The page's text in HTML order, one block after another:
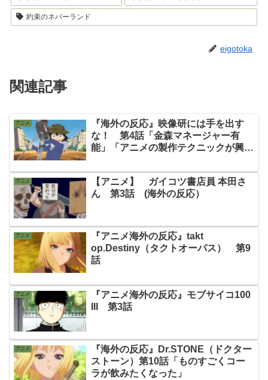
約束のネバーランド
eigotoka
関連記事
アニメ
『海外の反応』映像研には手を出す
な！ 第4話「金森マネージャー有
能」「アニメの製作テクニックが興味
アニメ
【アニメ】 ガイコツ書店員 本田さ
ん 第3話 (海外の反応）
アニメ
『アニメ海外の反応』takt
op.Destiny（タクトオーパス） 第9
話
アニメ
『アニメ海外の反応』モブサイコ100
III 第3話
アニメ
『海外の反応』Dr.STONE（ドクター
ストーン）第10話「ものすごくコー
ラが飲みたくなった」